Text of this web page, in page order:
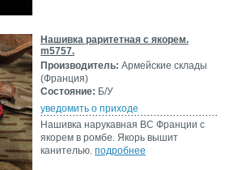
Нашивка раритетная с якорем.
m5757.
Производитель: Армейские склады
(Франция)
Состояние: Б/У
уведомить о приходе
Нашивка нарукавная ВС Франции с
якорем в ромбе. Якорь вышит
канителью. подробнее